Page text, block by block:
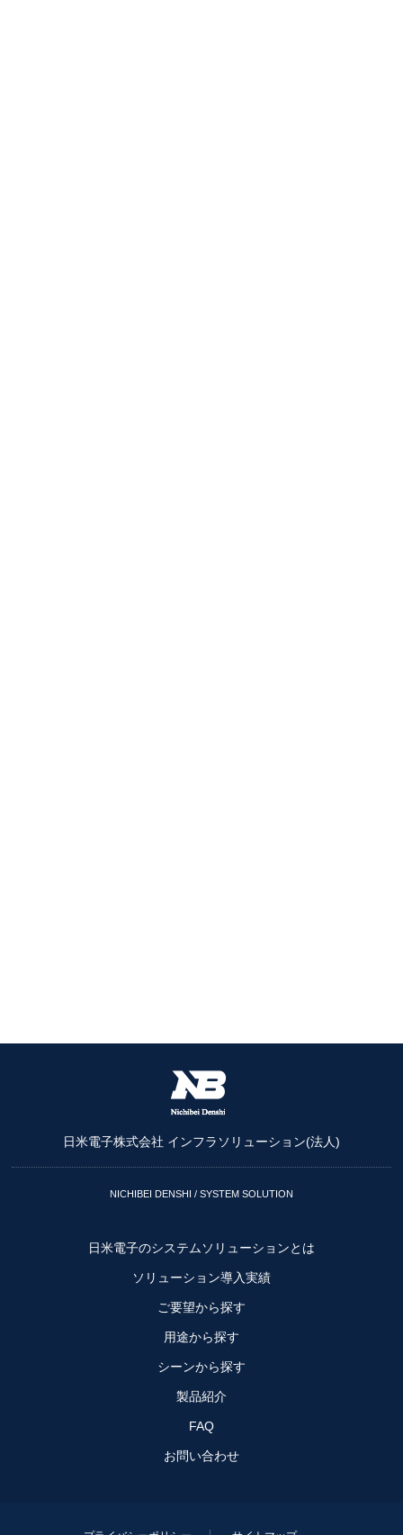
日米電子株式会社 インフラソリューション(法人)
NICHIBEI DENSHI / SYSTEM SOLUTION
日米電子のシステムソリューションとは
ソリューション導入実績
ご要望から探す
用途から探す
シーンから探す
製品紹介
FAQ
お問い合わせ